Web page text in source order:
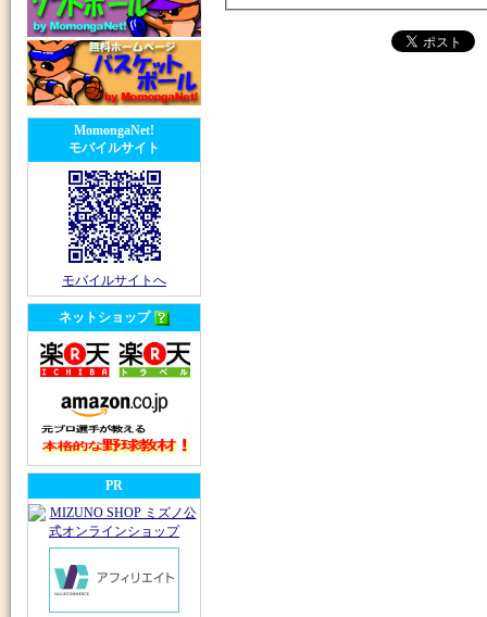
MomongaNet!
モバイルサイト
モバイルサイトへ
ネットショップ
PR